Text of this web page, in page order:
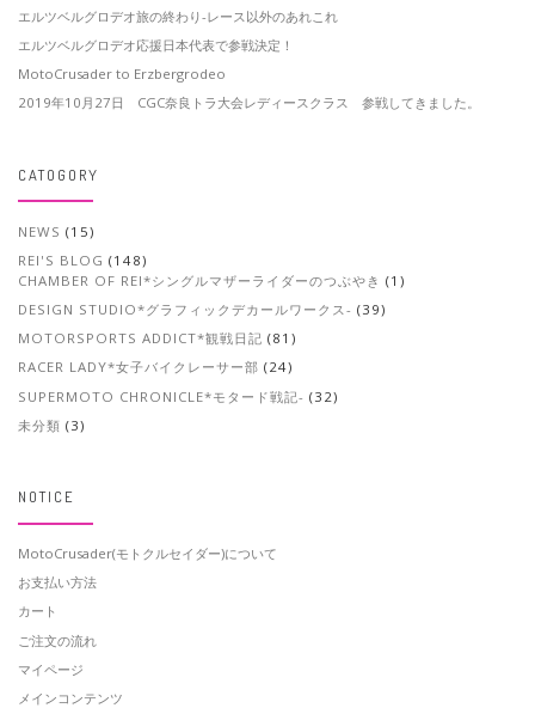
エルツベルグロデオ旅の終わり-レース以外のあれこれ
エルツベルグロデオ応援日本代表で参戦決定！
MotoCrusader to Erzbergrodeo
2019年10月27日 CGC奈良トラ大会レディースクラス 参戦してきました。
CATOGORY
NEWS (15)
REI'S BLOG (148)
CHAMBER OF REI*シングルマザーライダーのつぶやき (1)
DESIGN STUDIO*グラフィックデカールワークス- (39)
MOTORSPORTS ADDICT*観戦日記 (81)
RACER LADY*女子バイクレーサー部 (24)
SUPERMOTO CHRONICLE*モタード戦記- (32)
未分類 (3)
NOTICE
MotoCrusader(モトクルセイダー)について
お支払い方法
カート
ご注文の流れ
マイページ
メインコンテンツ